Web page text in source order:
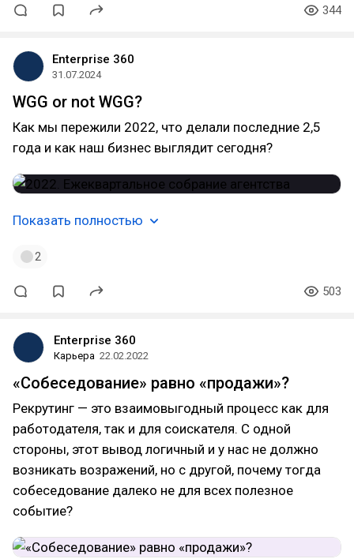
344
Enterprise 360
31.07.2024
WGG or not WGG?
Как мы пережили 2022, что делали последние 2,5
года и как наш бизнес выглядит сегодня?
Показать полностью
2
503
Enterprise 360
Карьера 22.02.2022
«Собеседование» равно «продажи»?
Рекрутинг — это взаимовыгодный процесс как для
работодателя, так и для соискателя. С одной
стороны, этот вывод логичный и у нас не должно
возникать возражений, но с другой, почему тогда
собеседование далеко не для всех полезное
событие?